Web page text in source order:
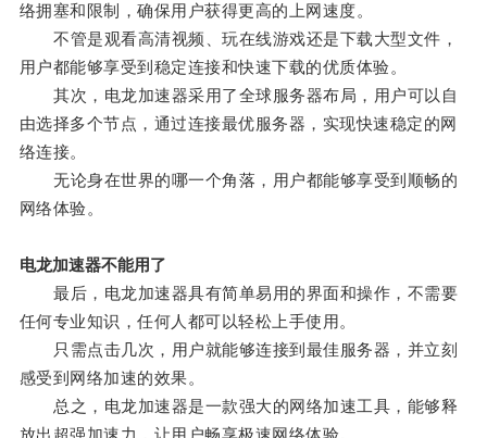
络拥塞和限制，确保用户获得更高的上网速度。
不管是观看高清视频、玩在线游戏还是下载大型文件，
用户都能够享受到稳定连接和快速下载的优质体验。
其次，电龙加速器采用了全球服务器布局，用户可以自
由选择多个节点，通过连接最优服务器，实现快速稳定的网
络连接。
无论身在世界的哪一个角落，用户都能够享受到顺畅的
网络体验。
电龙加速器不能用了
最后，电龙加速器具有简单易用的界面和操作，不需要
任何专业知识，任何人都可以轻松上手使用。
只需点击几次，用户就能够连接到最佳服务器，并立刻
感受到网络加速的效果。
总之，电龙加速器是一款强大的网络加速工具，能够释